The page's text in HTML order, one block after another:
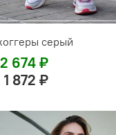
серый
2 674 ₽
1 872 ₽